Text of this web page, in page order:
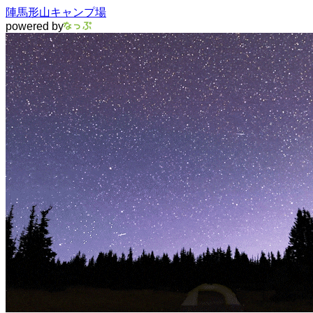
陣馬形山キャンプ場
powered by